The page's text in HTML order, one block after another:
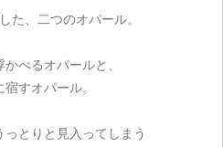
た、二つのオパール。
べるオパールと、
すオパール。
っとりと見入ってしまう